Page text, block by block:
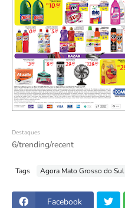
Destaques
6/trending/recent
Tags Agora Mato Grosso do Sul
Facebook